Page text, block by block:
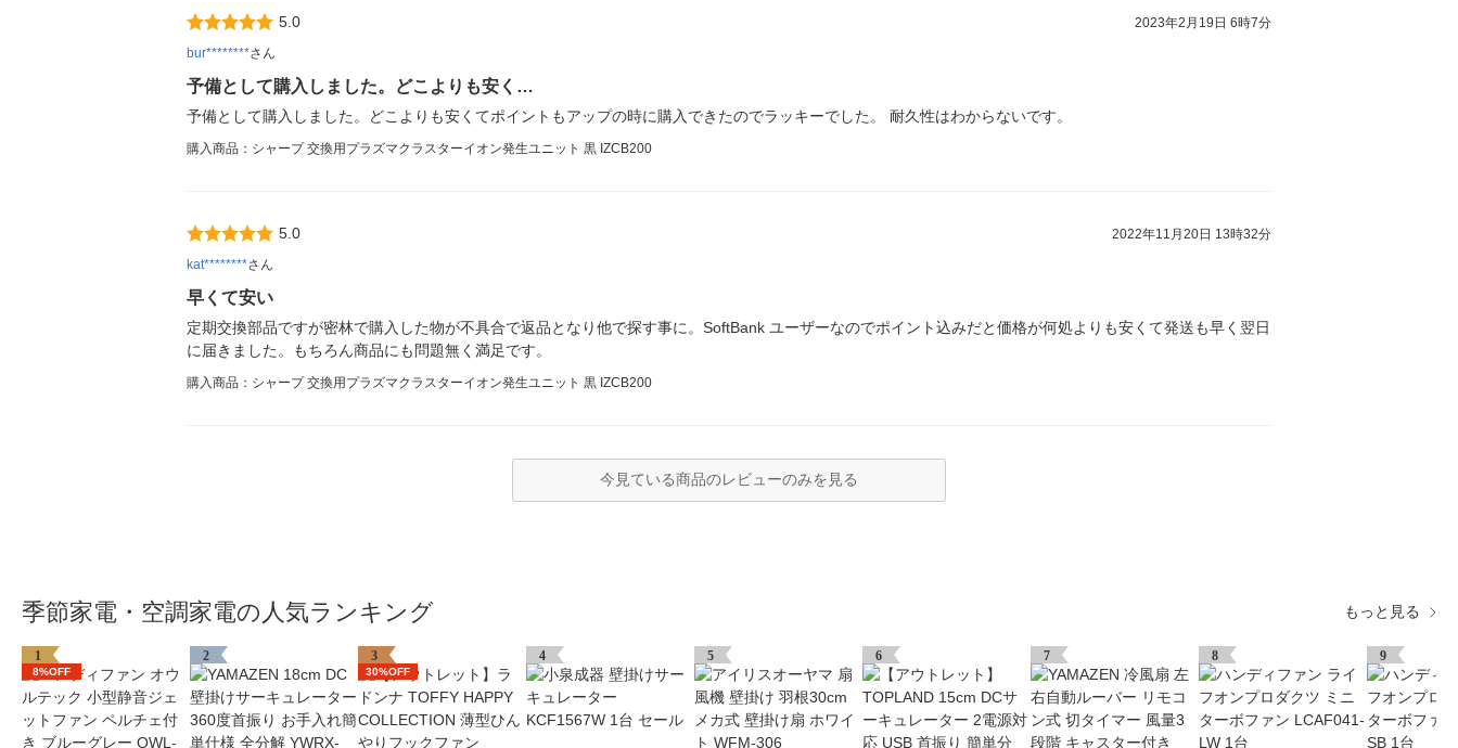
5.0
2023年2月19日 6時7分
bur********さん
予備として購入しました。どこよりも安く…
予備として購入しました。どこよりも安くてポイントもアップの時に購入できたのでラッキーでした。 耐久性はわからないです。
購入商品：シャープ 交換用プラズマクラスターイオン発生ユニット 黒 IZCB200
5.0
2022年11月20日 13時32分
kat********さん
早くて安い
定期交換部品ですが密林で購入した物が不具合で返品となり他で探す事に。SoftBank ユーザーなのでポイント込みだと価格が何処よりも安くて発送も早く翌日
に届きました。もちろん商品にも問題無く満足です。
購入商品：シャープ 交換用プラズマクラスターイオン発生ユニット 黒 IZCB200
今見ている商品のレビューのみを見る
季節家電・空調家電の人気ランキング もっと見る
1
8%OFF
2 3
30%OFF
4 5 6 7 8 9